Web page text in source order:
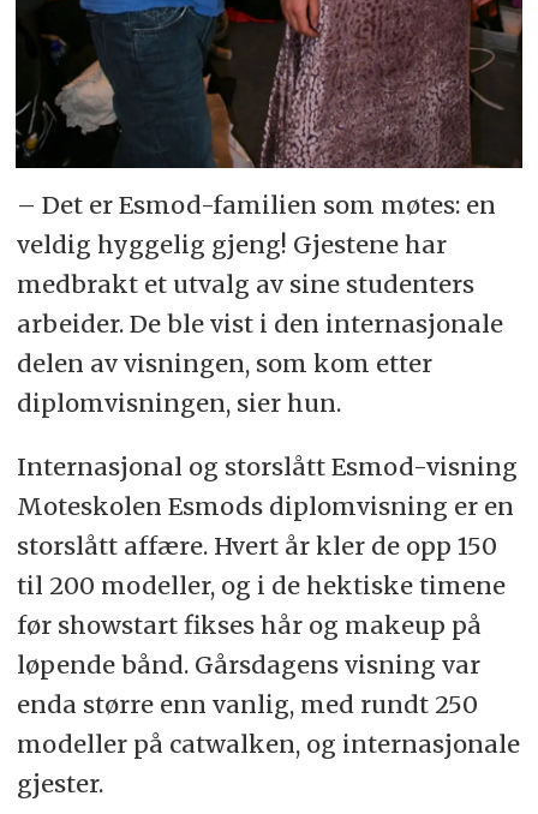
– Det er Esmod-familien som møtes: en
veldig hyggelig gjeng! Gjestene har
medbrakt et utvalg av sine studenters
arbeider. De ble vist i den internasjonale
delen av visningen, som kom etter
diplomvisningen, sier hun.
Internasjonal og storslått Esmod-visning
Moteskolen Esmods diplomvisning er en
storslått affære. Hvert år kler de opp 150
til 200 modeller, og i de hektiske timene
før showstart fikses hår og makeup på
løpende bånd. Gårsdagens visning var
enda større enn vanlig, med rundt 250
modeller på catwalken, og internasjonale
gjester.